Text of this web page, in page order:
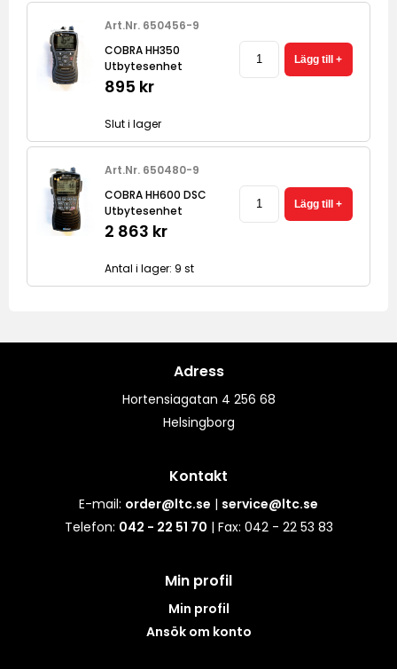
Art.Nr. 650456-9
COBRA HH350
Utbytesenhet
895 kr
Slut i lager
Art.Nr. 650480-9
COBRA HH600 DSC
Utbytesenhet
2 863 kr
Antal i lager: 9 st
Adress
Hortensiagatan 4 256 68
Helsingborg
Kontakt
E-mail: order@ltc.se | service@ltc.se
Telefon: 042 - 22 51 70 | Fax: 042 - 22 53 83
Min profil
Min profil
Ansök om konto